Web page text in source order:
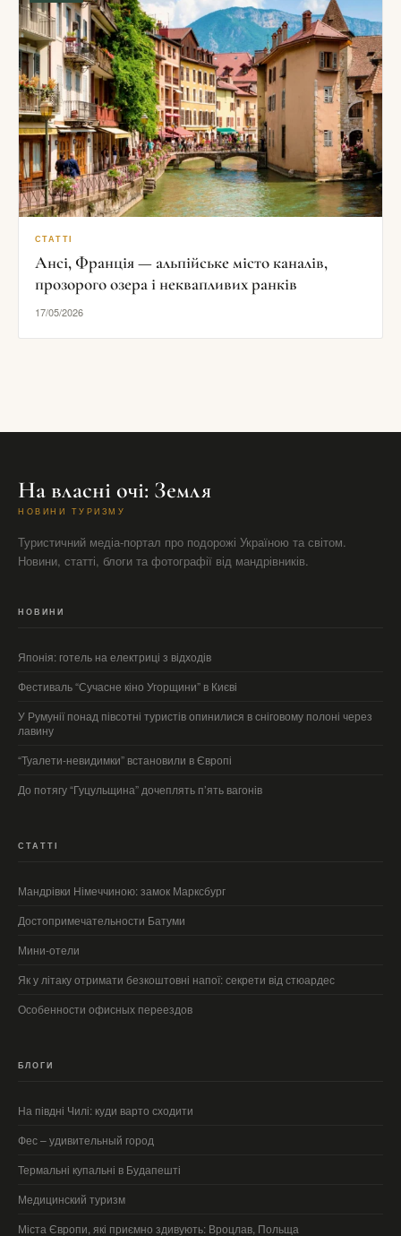
СТАТТІ
Ансі, Франція — альпійське місто каналів,
прозорого озера і неквапливих ранків
17/05/2026
На власні очі: Земля
НОВИНИ ТУРИЗМУ
Туристичний медіа-портал про подорожі Україною та світом.
Новини, статті, блоги та фотографії від мандрівників.
НОВИНИ
Японія: готель на електриці з відходів
Фестиваль “Сучасне кіно Угорщини” в Києві
У Румунії понад півсотні туристів опинилися в сніговому полоні через
лавину
“Туалети-невидимки” встановили в Європі
До потягу “Гуцульщина” дочеплять п’ять вагонів
СТАТТІ
Мандрівки Німеччиною: замок Марксбург
Достопримечательности Батуми
Мини-отели
Як у літаку отримати безкоштовні напої: секрети від стюардес
Особенности офисных переездов
БЛОГИ
На півдні Чилі: куди варто сходити
Фес – удивительный город
Термальні купальні в Будапешті
Медицинский туризм
Міста Європи, які приємно здивують: Вроцлав, Польща